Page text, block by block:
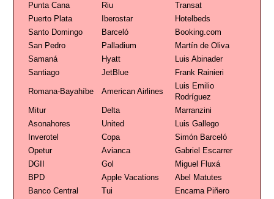
Punta Cana Riu
Transat
Puerto Plata
Iberostar
Hotelbeds
Santo Domingo
Barceló
Booking.com
San Pedro
Palladium
Martín de Oliva
Samaná
Hyatt
Luis Abinader
Santiago
JetBlue Frank Rainieri
Romana-Bayahíbe American Airlines
Luis Emilio
Rodríguez
Mitur
Delta
Marranzini
Asonahores
United
Luis Gallego
Inverotel
Copa
Simón Barceló
Opetur
Avianca
Gabriel Escarrer
DGII
Gol
Miguel Fluxá
BPD
Apple Vacations
Abel Matutes
Banco Central
Tui
Encarna Piñero